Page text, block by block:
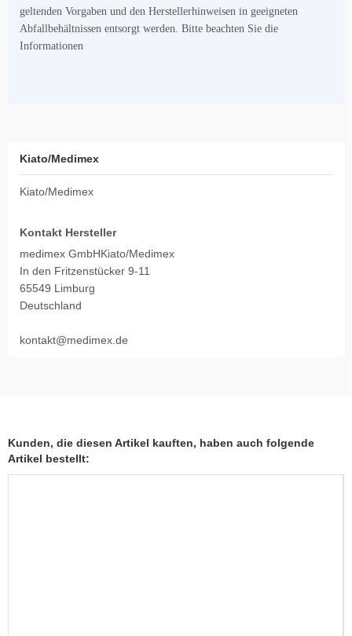
geltenden Vorgaben und den Herstellerhinweisen in geeigneten
Abfallbehältnissen entsorgt werden. Bitte beachten Sie die
Informationen
Kiato/Medimex
Kiato/Medimex
Kontakt Hersteller
medimex GmbHKiato/Medimex
In den Fritzenstücker 9-11
65549 Limburg
Deutschland
kontakt@medimex.de
Kunden, die diesen Artikel kauften, haben auch folgende
Artikel bestellt: